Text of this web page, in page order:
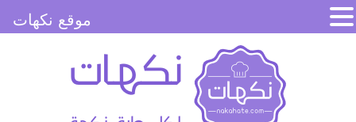
موقع نكهات